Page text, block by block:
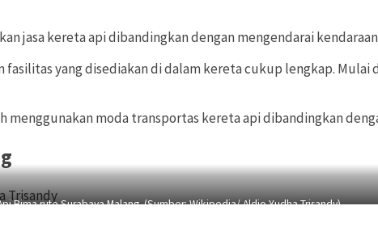
jasa kereta api dibandingkan dengan mengendarai
yang disediakan di dalam kereta cukup lengkap.
moda transportas kereta api dibandingkan
Bima rute Surabaya Malang. (Sumber: Wikipedia/ Aldio Yudha Trisandy)